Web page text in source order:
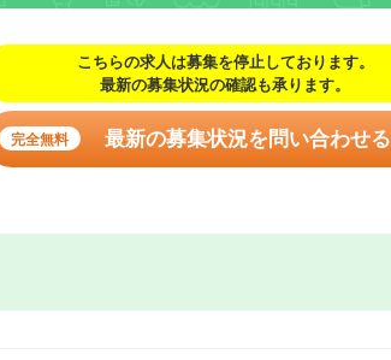
こちらの求人は募集を停止しております。
最新の募集状況の確認も承ります。
完全無料 最新の募集状況を問い合わせる